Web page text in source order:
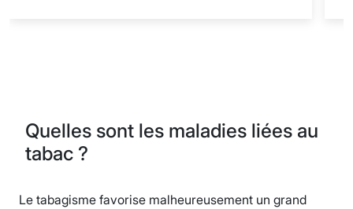
Quelles sont les maladies liées au
tabac ?
Le tabagisme favorise malheureusement un grand